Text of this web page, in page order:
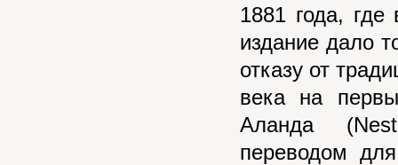
1881 года, где
издание дало
отказу от
века на
Аланда
переводом